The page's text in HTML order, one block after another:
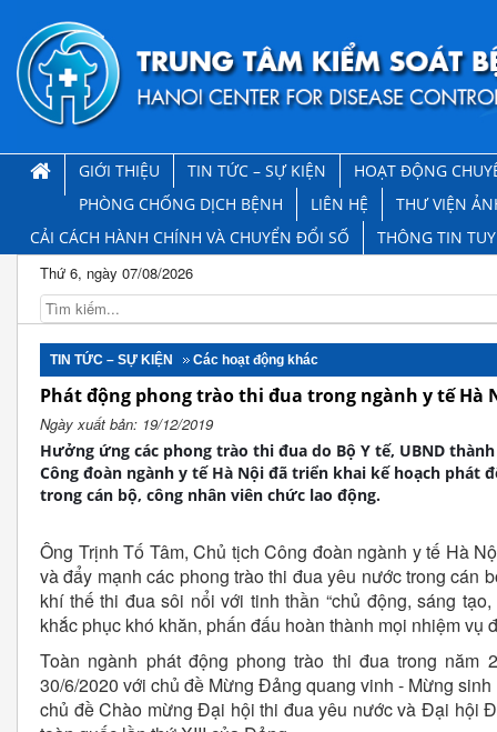
GIỚI THIỆU TIN TỨC – SỰ KIỆN
HOẠT ĐỘNG
PHÒNG CHỐNG DỊCH BỆNH
LIÊN HỆ
THƯ VIỆN
CẢI CÁCH HÀNH CHÍNH VÀ CHUYỂN ĐỔI SỐ
THÔNG TIN
Thứ 6, ngày 07/08/2026
TIN TỨC – SỰ KIỆN Các hoạt động khác
Phát động phong trào thi đua trong ngành y tế Hà
Ngày xuất bản: 19/12/2019
Hưởng ứng các phong trào thi đua do Bộ Y tế, UBND
Công đoàn ngành y tế Hà Nội đã triển khai kế hoạch phát
trong cán bộ, công nhân viên chức lao động.
Ông Trịnh Tố Tâm, Chủ tịch Công đoàn ngành y tế Hà
và đẩy mạnh các phong trào thi đua yêu nước trong cán
khí thế thi đua sôi nổi với tinh thần “chủ động, sáng
khắc phục khó khăn, phấn đấu hoàn thành mọi nhiệm vụ
Toàn ngành phát động phong trào thi đua trong
30/6/2020 với chủ đề Mừng Đảng quang vinh - Mừng
chủ đề Chào mừng Đại hội thi đua yêu nước và Đại hội